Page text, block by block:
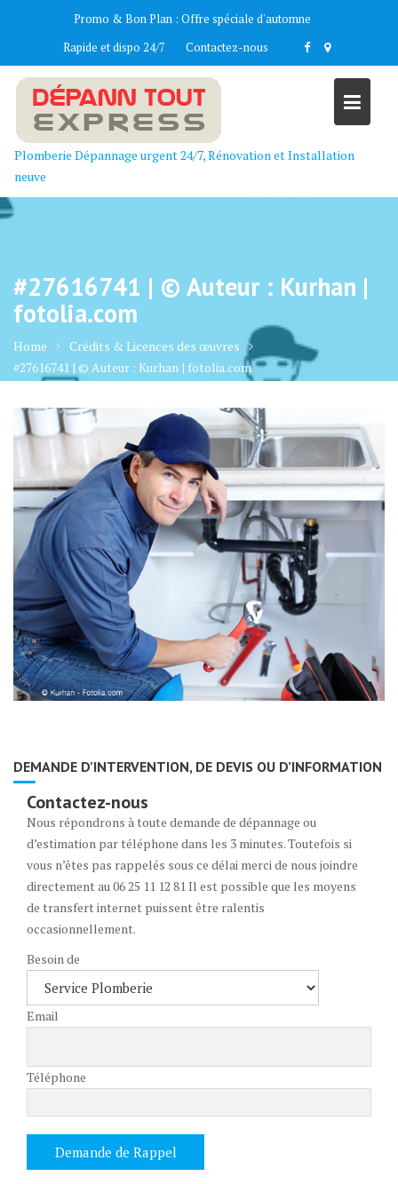
Promo & Bon Plan : Offre spéciale d'automne
Rapide et dispo 24/7
Contactez-nous
Plomberie Dépannage urgent 24/7, Rénovation et Installation
neuve
#27616741 | © Auteur : Kurhan |
fotolia.com
Home
Crédits & Licences des œuvres
#27616741 | © Auteur : Kurhan | fotolia.com
DEMANDE D’INTERVENTION, DE DEVIS OU D’INFORMATION
Contactez-nous
Nous répondrons à toute demande de dépannage ou
d’estimation par téléphone dans les 3 minutes. Toutefois si
vous n’êtes pas rappelés sous ce délai merci de nous joindre
directement au 06 25 11 12 81 Il est possible que les moyens
de transfert internet puissent être ralentis
occasionnellement.
Besoin de
Email
Téléphone